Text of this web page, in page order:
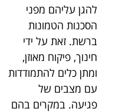
להגן עליהם מפני
הסכנות הטמונות
ברשת. זאת על ידי
חינוך, פיקוח מאוזן,
ומתן כלים להתמודדות
עם מצבים של
פגיעה. במקרים בהם